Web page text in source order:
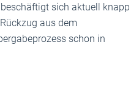
sich aktuell knapp
aus dem
schon in